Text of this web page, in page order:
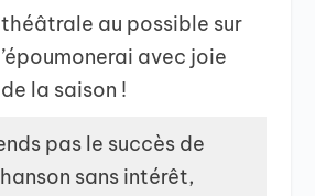
au possible sur
avec joie
la saison !
pas le succès de
sans intérêt,